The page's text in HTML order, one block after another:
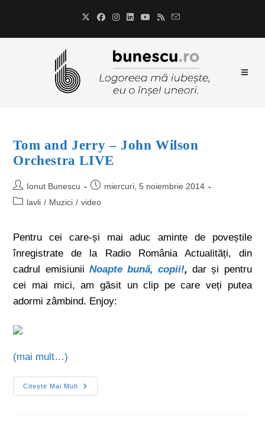
Tom and Jerry – John Wilson
Orchestra LIVE
Ionut Bunescu
miercuri, 5 noiembrie 2014
lavli / Muzici / video
Pentru cei care-și mai aduc aminte de poveștile
înregistrate de la Radio România Actualități, din
cadrul emisiunii Noapte bună, copii!, dar și pentru
cei mai mici, am găsit un clip pe care veți putea
adormi zâmbind. Enjoy:
(mai mult…)
Citește Mai Mult